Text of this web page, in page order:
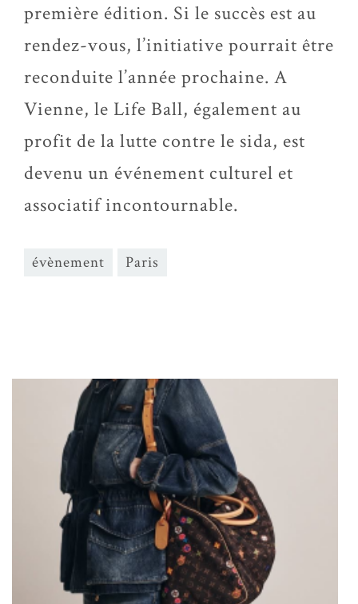
première édition. Si le succès est au
rendez-vous, l’initiative pourrait être
reconduite l’année prochaine. A
Vienne, le Life Ball, également au
profit de la lutte contre le sida, est
devenu un événement culturel et
associatif incontournable.
évènement Paris